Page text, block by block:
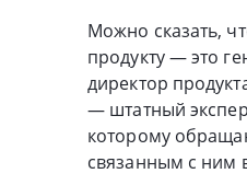
Можно сказать,
продукту — это
директор
— штатный
которому
связанным с ним